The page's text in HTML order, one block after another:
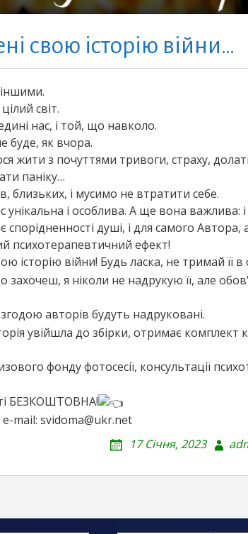
свою історію війни…
світ.
нас, і той, що навколо.
буде, як вчора.
жити з почуттями тривоги, страху,
паніку…
близьких, і мусимо не втратити себе.
унікальна і особлива. А ще вона важлива:
спорідненності душі, і для самого
психотерапевтичний ефект!
історію війни! Будь ласка, не тримай її в
захочеш, я ніколи не надрукую її, але
згодою авторів будуть надруковані.
увійшла до збірки, отримає
фонду фотосесії, консультації
БЕЗКОШТОВНА!
e-mail: svidoma@ukr.net
17 Січня, 2023